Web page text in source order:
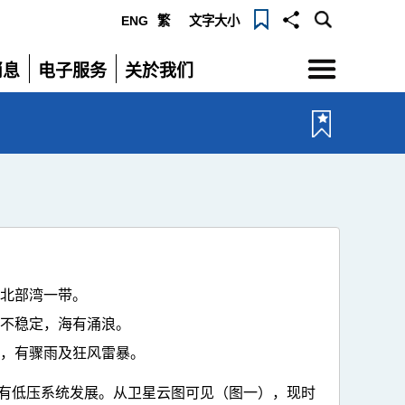
ENG 繁 文字大小
电子服务
展
关於我们
展
选
单
部湾一带。
稳定，海有涌浪。
有骤雨及狂风雷暴。
低压系统发展。从卫星云图可见（图一），现时